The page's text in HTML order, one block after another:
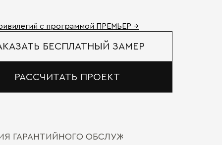
с программой ПРЕМЬЕР →
БЕСПЛАТНЫЙ ЗАМЕР
РАССЧИТАТЬ ПРОЕКТ
ГАРАНТИЙНОГО ОБСЛУЖИВАНИЯ